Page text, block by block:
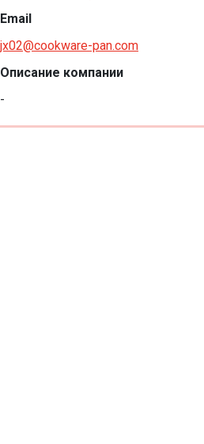
Email
jx02@cookware-pan.com
Описание компании
-